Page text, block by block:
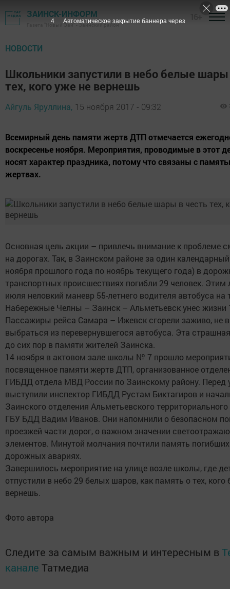
ЗАИНСК-ИНФОРМ
Газета "Новый Зай" - Заинский район
НОВОСТИ
Школьники запустили в небо белые шары
тех, кого уже не вернешь
Айгуль Яруллина, 15 ноября 2017 - 09:32
Всемирный день памяти жертв ДТП отмечается
воскресенье ноября. Мероприятия, проводимые в этот
носят характер праздника, потому что связаны с
жертвах.
Основная цель акции – привлечь внимание к проблеме
на дорогах. Так, в Заинском районе за один
ноября прошлого года по ноябрь текущего года) в
транспортных происшествиях погибли 29 человек. Этим
июля неловкий маневр 55-летнего водителя автобуса на
Набережные Челны – Заинск – Альметьевск унес жизни
Пассажиры рейса Самара – Ижевск сгорели заживо, не
выбраться из перевернувшегося автобуса. Эта
до сих пор в памяти жителей Заинска.
14 ноября в актовом зале школы № 7 прошло
посвященное памяти жертв ДТП, организованное
ГИБДД отдела МВД России по Заинскому району.
выступили инспектор ГИБДД Рустам Биктагиров и
Заинского отделения Альметьевского
ГБУ БДД Вадим Иванов. Они напомнили о безопасном
проезжей части дорог, о важном значении
элементов. Минутой молчания почтили память
дорожных авариях.
Завершилось мероприятие на улице возле школы, где
отпустили в небо 29 белых шаров, как память о тех, кого
вернешь.
Фото автора
Следите за самым важным и интересным в
канале Татмедиа
3 Автоматическое закрытие баннера через